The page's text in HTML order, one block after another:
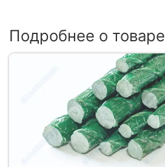
Подробнее о товаре